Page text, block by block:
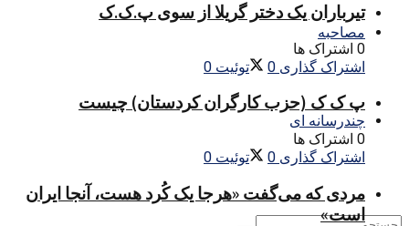
مصاحبه
چندرسانه ای
تیرباران یک دختر گریلا از سوی پ.ک.ک
0 اشتراک ها
اشتراک گذاری 0 توئیت 0
پ ک ک (حزب کارگران کردستان) چیست
0 اشتراک ها
اشتراک گذاری 0 توئیت 0
مردی که می‌گفت «هرجا یک کُرد هست، آنجا ایران
است»